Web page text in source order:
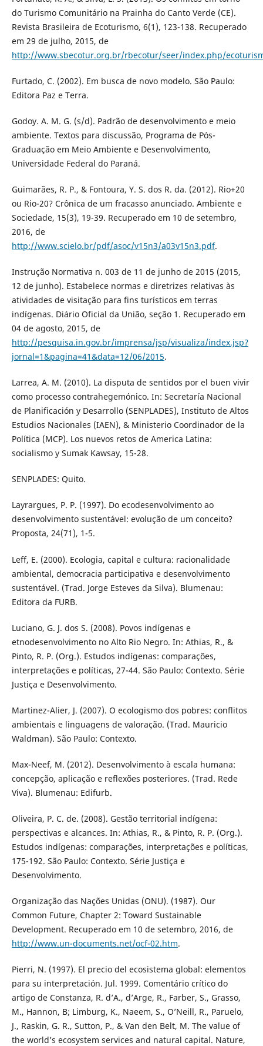
do Turismo Comunitário na Prainha do Canto Verde (CE).
Revista Brasileira de Ecoturismo, 6(1), 123-138. Recuperado
em 29 de julho, 2015, de
http://www.sbecotur.org.br/rbecotur/seer/index.php/
Furtado, C. (2002). Em busca de novo modelo. São Paulo:
Editora Paz e Terra.
Godoy. A. M. G. (s/d). Padrão de desenvolvimento e meio
ambiente. Textos para discussão, Programa de Pós-
Graduação em Meio Ambiente e Desenvolvimento,
Universidade Federal do Paraná.
Guimarães, R. P., & Fontoura, Y. S. dos R. da. (2012). Rio+20
ou Rio-20? Crônica de um fracasso anunciado. Ambiente e
Sociedade, 15(3), 19-39. Recuperado em 10 de setembro,
2016, de
http://www.scielo.br/pdf/asoc/v15n3/a03v15n3.pdf.
Instrução Normativa n. 003 de 11 de junho de 2015 (2015,
12 de junho). Estabelece normas e diretrizes relativas às
atividades de visitação para fins turísticos em terras
indígenas. Diário Oficial da União, seção 1. Recuperado em
04 de agosto, 2015, de
http://pesquisa.in.gov.br/imprensa/jsp/visualiza/index.jsp?
jornal=1&pagina=41&data=12/06/2015.
Larrea, A. M. (2010). La disputa de sentidos por el buen vivir
como processo contrahegemónico. In: Secretaría Nacional
de Planificación y Desarrollo (SENPLADES), Instituto de Altos
Estudios Nacionales (IAEN), & Ministerio Coordinador de la
Política (MCP). Los nuevos retos de America Latina:
socialismo y Sumak Kawsay, 15-28.
SENPLADES: Quito.
Layrargues, P. P. (1997). Do ecodesenvolvimento ao
desenvolvimento sustentável: evolução de um conceito?
Proposta, 24(71), 1-5.
Leff, E. (2000). Ecologia, capital e cultura: racionalidade
ambiental, democracia participativa e desenvolvimento
sustentável. (Trad. Jorge Esteves da Silva). Blumenau:
Editora da FURB.
Luciano, G. J. dos S. (2008). Povos indígenas e
etnodesenvolvimento no Alto Rio Negro. In: Athias, R., &
Pinto, R. P. (Org.). Estudos indígenas: comparações,
interpretações e políticas, 27-44. São Paulo: Contexto. Série
Justiça e Desenvolvimento.
Martinez-Alier, J. (2007). O ecologismo dos pobres: conflitos
ambientais e linguagens de valoração. (Trad. Mauricio
Waldman). São Paulo: Contexto.
Max-Neef, M. (2012). Desenvolvimento à escala humana:
concepção, aplicação e reflexões posteriores. (Trad. Rede
Viva). Blumenau: Edifurb.
Oliveira, P. C. de. (2008). Gestão territorial indígena:
perspectivas e alcances. In: Athias, R., & Pinto, R. P. (Org.).
Estudos indígenas: comparações, interpretações e políticas,
175-192. São Paulo: Contexto. Série Justiça e
Desenvolvimento.
Organização das Nações Unidas (ONU). (1987). Our
Common Future, Chapter 2: Toward Sustainable
Development. Recuperado em 10 de setembro, 2016, de
http://www.un-documents.net/ocf-02.htm.
Pierri, N. (1997). El precio del ecosistema global: elementos
para su interpretación. Jul. 1999. Comentário crítico do
artigo de Constanza, R. d’A., d’Arge, R., Farber, S., Grasso,
M., Hannon, B; Limburg, K., Naeem, S., O’Neill, R., Paruelo,
J., Raskin, G. R., Sutton, P., & Van den Belt, M. The value of
the world’s ecosystem services and natural capital. Nature,